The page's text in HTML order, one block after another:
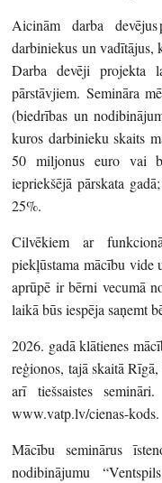
Aicinām darba devējus
darbiniekus un vadītājus,
Darba devēji projekta
pārstāvjiem. Semināra
(biedrības un
kuros darbinieku skaits
50 miljonus euro vai
iepriekšējā pārskata
25%.
Cilvēkiem ar
piekļūstama mācību vide
aprūpē ir bērni vecumā
laikā būs iespēja saņemt
2026. gadā klātienes
reģionos, tajā skaitā
arī tiešsaistes
www.vatp.lv/cienas-kods.
Mācību seminārus
nodibinājumu